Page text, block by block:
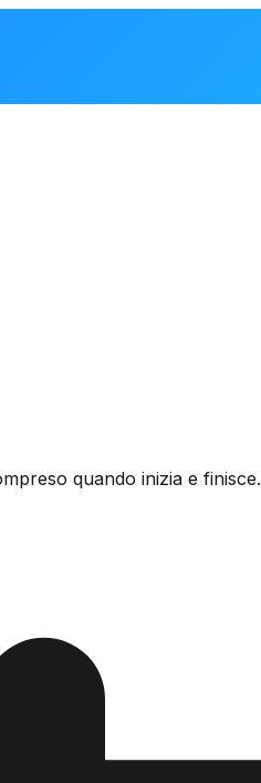
quando inizia e finisce.